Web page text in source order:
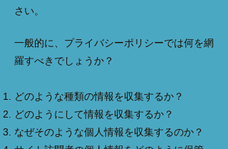
さい。
一般的に、プライバシーポリシーでは何を網
羅すべきでしょうか？
どのような種類の情報を収集するか？
どのようにして情報を収集するか？
なぜそのような個人情報を収集するのか？